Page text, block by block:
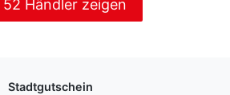
52 Händler zeigen
Stadtgutschein